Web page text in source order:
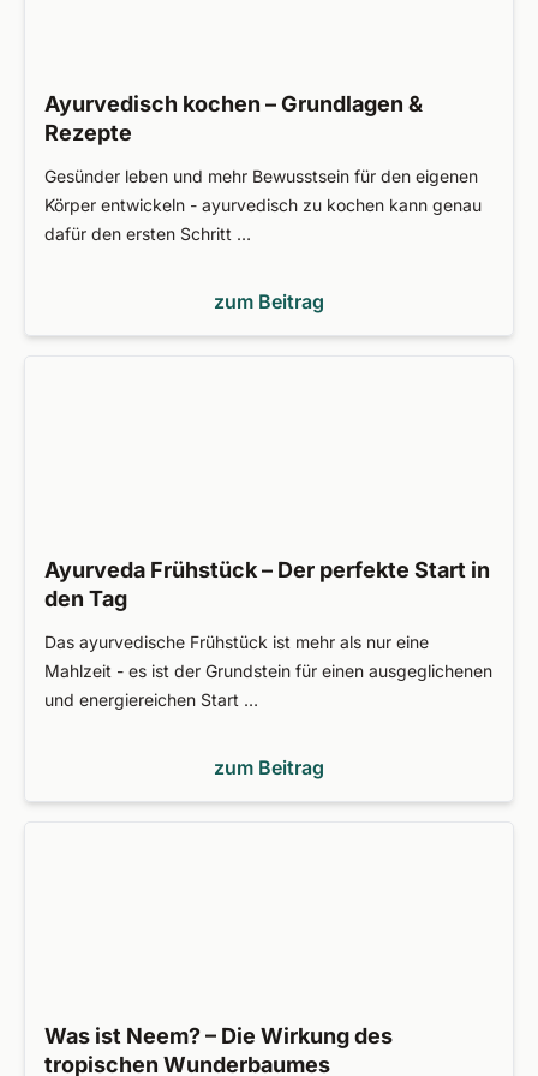
Ayurvedisch kochen – Grundlagen &
Rezepte
Gesünder leben und mehr Bewusstsein für den eigenen
Körper entwickeln - ayurvedisch zu kochen kann genau
dafür den ersten Schritt …
zum Beitrag
Ayurveda Frühstück – Der perfekte Start in
den Tag
Das ayurvedische Frühstück ist mehr als nur eine
Mahlzeit - es ist der Grundstein für einen ausgeglichenen
und energiereichen Start …
zum Beitrag
Was ist Neem? – Die Wirkung des
tropischen Wunderbaumes